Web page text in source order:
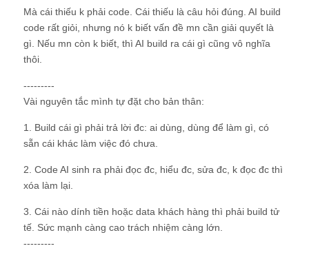
Mà cái thiếu k phải code. Cái thiếu là câu hỏi đúng. AI build
code rất giỏi, nhưng nó k biết vấn đề mn cần giải quyết là
gì. Nếu mn còn k biết, thì AI build ra cái gì cũng vô nghĩa
thôi.
---------
Vài nguyên tắc mình tự đặt cho bản thân:
1. Build cái gì phải trả lời đc: ai dùng, dùng để làm gì, có
sẵn cái khác làm việc đó chưa.
2. Code AI sinh ra phải đọc đc, hiểu đc, sửa đc, k đọc đc thì
xóa làm lại.
3. Cái nào dính tiền hoặc data khách hàng thì phải build tử
tế. Sức mạnh càng cao trách nhiệm càng lớn.
---------